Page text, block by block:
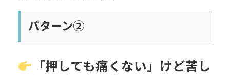
パターン②
「押しても痛くない」けど苦し